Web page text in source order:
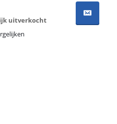
uitverkocht